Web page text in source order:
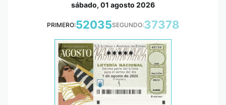
sábado, 01 agosto 2026
PRIMERO:52035SEGUNDO:37378
*****